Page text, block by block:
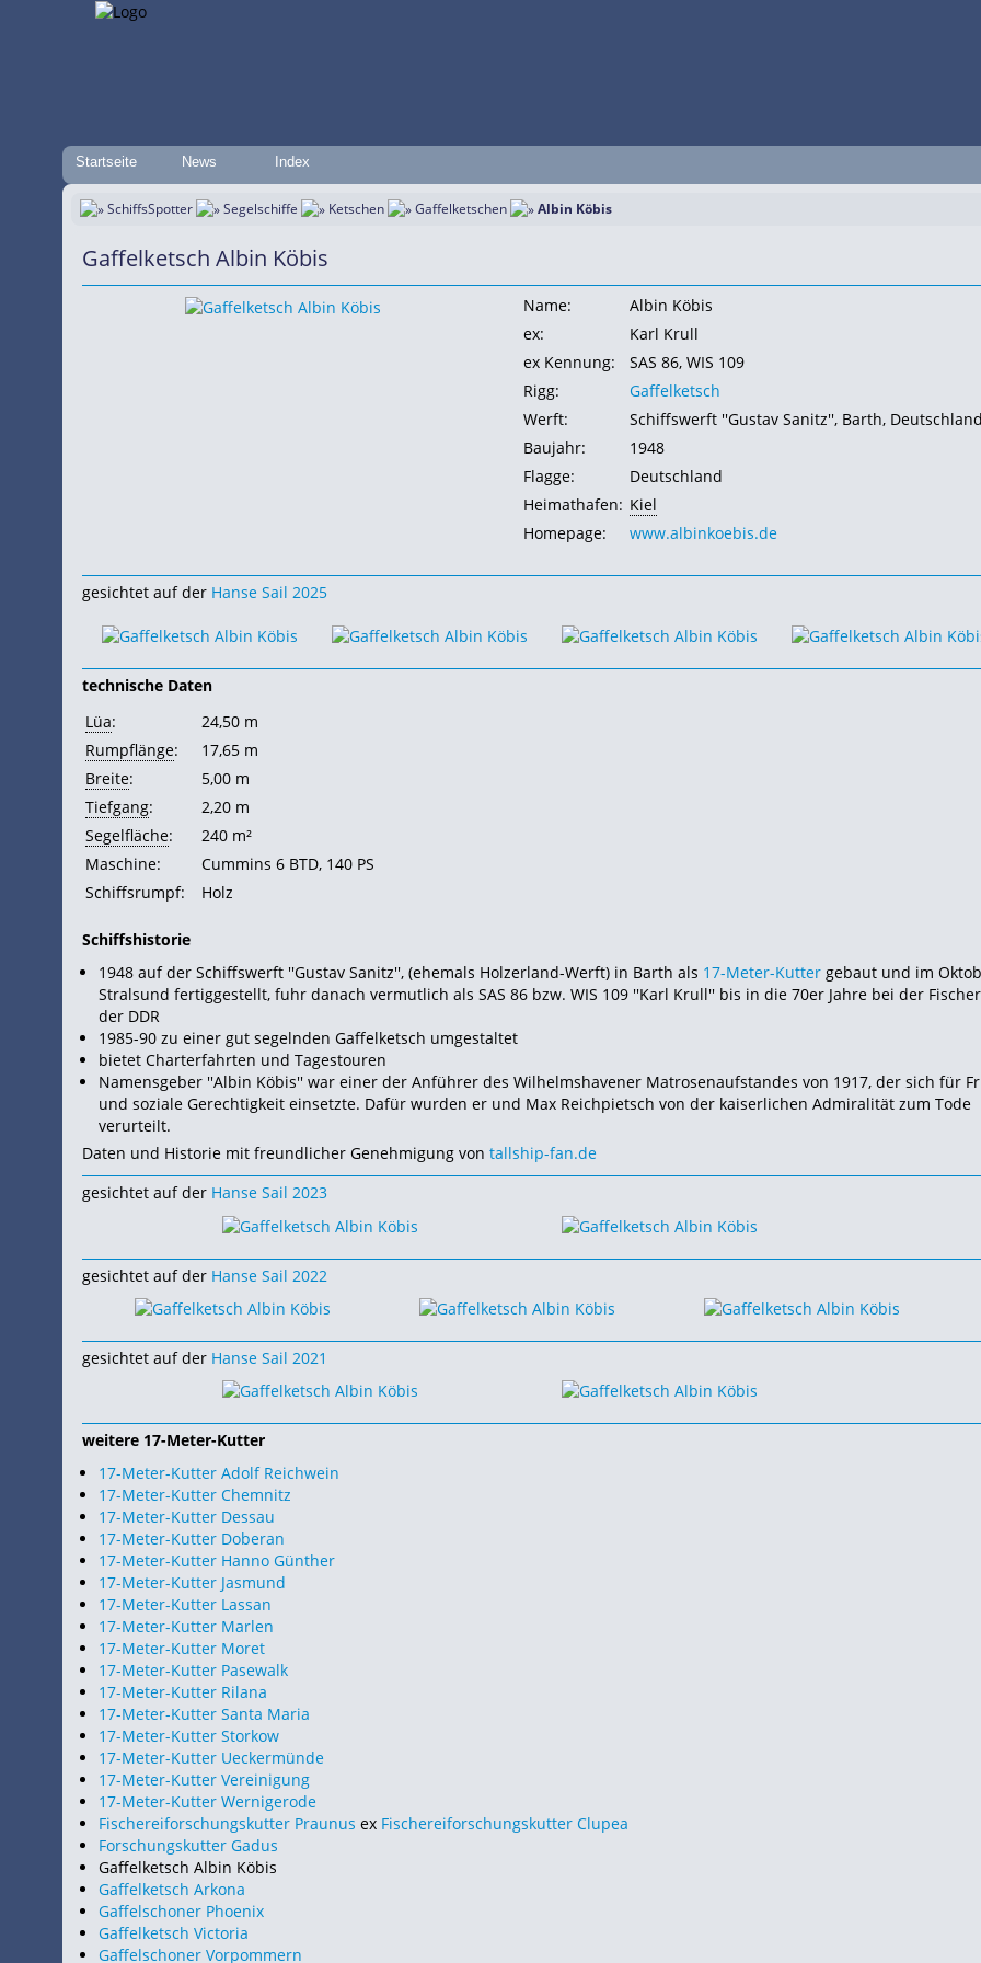
Startseite News Index
SchiffsSpotter Segelschiffe Ketschen Gaffelketschen Albin Köbis
Gaffelketsch Albin Köbis
Name:
Albin Köbis
ex:
Karl Krull
ex Kennung:
SAS 86, WIS 109
Rigg:
Gaffelketsch
Werft:
Schiffswerft ''Gustav Sanitz'', Barth, Deutschland
Baujahr:
1948
Flagge:
Deutschland
Heimathafen: Kiel
Homepage:
www.albinkoebis.de
gesichtet auf der Hanse Sail 2025
technische Daten
Lüa:
24,50 m
Rumpflänge:
17,65 m
Breite:
5,00 m
Tiefgang:
2,20 m
Segelfläche:
240 m²
Maschine:
Cummins 6 BTD, 140 PS
Schiffsrumpf:
Holz
Schiffshistorie
1948 auf der Schiffswerft ''Gustav Sanitz'', (ehemals Holzerland-Werft) in Barth als 17-Meter-Kutter gebaut und im
Stralsund fertiggestellt, fuhr danach vermutlich als SAS 86 bzw. WIS 109 ''Karl Krull'' bis in die 70er Jahre bei der
der DDR
1985-90 zu einer gut segelnden Gaffelketsch umgestaltet
bietet Charterfahrten und Tagestouren
Namensgeber ''Albin Köbis'' war einer der Anführer des Wilhelmshavener Matrosenaufstandes von 1917, der sich für
und soziale Gerechtigkeit einsetzte. Dafür wurden er und Max Reichpietsch von der kaiserlichen Admiralität zum Tode
verurteilt.
Daten und Historie mit freundlicher Genehmigung von tallship-fan.de
gesichtet auf der Hanse Sail 2023
gesichtet auf der Hanse Sail 2022
gesichtet auf der Hanse Sail 2021
weitere 17-Meter-Kutter
17-Meter-Kutter Adolf Reichwein
17-Meter-Kutter Chemnitz
17-Meter-Kutter Dessau
17-Meter-Kutter Doberan
17-Meter-Kutter Hanno Günther
17-Meter-Kutter Jasmund
17-Meter-Kutter Lassan
17-Meter-Kutter Marlen
17-Meter-Kutter Moret
17-Meter-Kutter Pasewalk
17-Meter-Kutter Rilana
17-Meter-Kutter Santa Maria
17-Meter-Kutter Storkow
17-Meter-Kutter Ueckermünde
17-Meter-Kutter Vereinigung
17-Meter-Kutter Wernigerode
Fischereiforschungskutter Praunus ex Fischereiforschungskutter Clupea
Forschungskutter Gadus
Gaffelketsch Albin Köbis
Gaffelketsch Arkona
Gaffelschoner Phoenix
Gaffelketsch Victoria
Gaffelschoner Vorpommern